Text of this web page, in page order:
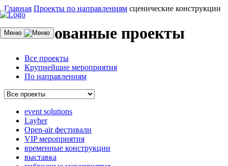
Меню
Главная Проекты по направлениям сценические конструкции
Реализованные проекты
Все проекты
Крупнейшие мероприятия
По направлениям
event solutions
Layher
Open-air фестивали
VIP мероприятия
временные конструкции
выставка